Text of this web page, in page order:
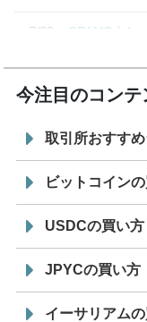
7/29
SBI VCトレ
今注目のコンテ
取引所おすす
ビットコイン
USDCの買い方
JPYCの買い方
イーサリアム